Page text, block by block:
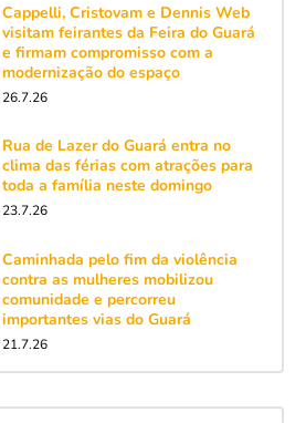
Cappelli, Cristovam e Dennis Web
visitam feirantes da Feira do Guará
e firmam compromisso com a
modernização do espaço
26.7.26
Rua de Lazer do Guará entra no
clima das férias com atrações para
toda a família neste domingo
23.7.26
Caminhada pelo fim da violência
contra as mulheres mobilizou
comunidade e percorreu
importantes vias do Guará
21.7.26